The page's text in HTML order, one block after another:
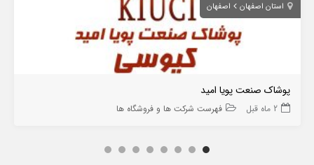
استان اصفهان اصفهان
پوشاک صنعت پویا امید
2 ماه قبل فهرست شرکت ها و فروشگاه ها